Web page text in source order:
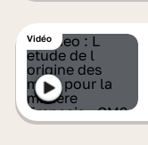
Vidéo